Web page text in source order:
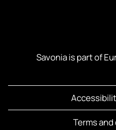
Savonia is part of
Terms